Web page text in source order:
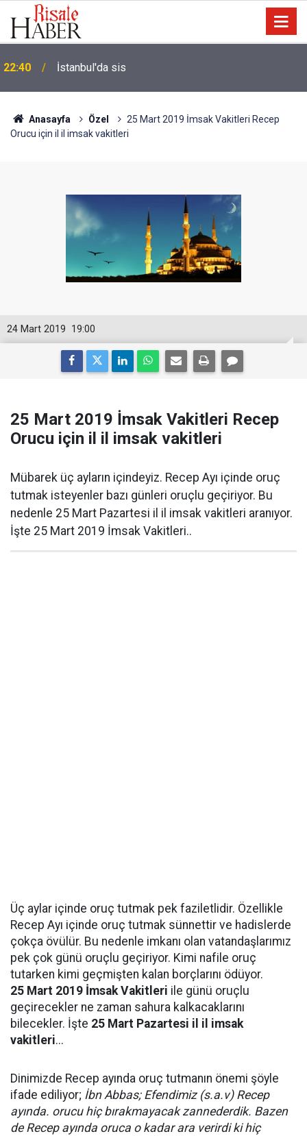
21:18
Biyoloji profesörünün parmağının ucunda niçin göz
yok?
Anasayfa Özel
25 Mart 2019 İmsak Vakitleri Recep
Orucu için il il imsak vakitleri
19:00
24 Mart 2019
25 Mart 2019 İmsak Vakitleri Recep
Orucu için il il imsak vakitleri
Mübarek üç ayların içindeyiz. Recep Ayı içinde oruç
tutmak isteyenler bazı günleri oruçlu geçiriyor. Bu
nedenle 25 Mart Pazartesi il il imsak vakitleri aranıyor.
İşte 25 Mart 2019 İmsak Vakitleri..
Üç aylar içinde oruç tutmak pek faziletlidir. Özellikle
Recep Ayı içinde oruç tutmak sünnettir ve hadislerde
çokça övülür. Bu nedenle imkanı olan vatandaşlarımız
pek çok günü oruçlu geçiriyor. Kimi nafile oruç
tutarken kimi geçmişten kalan borçlarını ödüyor.
25 Mart 2019 İmsak Vakitleri ile günü oruçlu
geçirecekler ne zaman sahura kalkacaklarını
bilecekler. İşte 25 Mart Pazartesi il il imsak
vakitleri...
Dinimizde Recep ayında oruç tutmanın önemi şöyle
ifade ediliyor; İbn Abbas; Efendimiz (s.a.v) Recep
ayında. orucu hiç bırakmayacak zannederdik. Bazen
de Recep ayında oruca o kadar ara verirdi ki hiç